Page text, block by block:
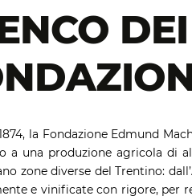
la Fondazione Edmund
a una produzione agricola di
zone diverse del Trentino:
e vinificate con rigore, per